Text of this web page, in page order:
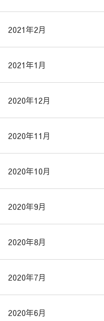
2021年2月
2021年1月
2020年12月
2020年11月
2020年10月
2020年9月
2020年8月
2020年7月
2020年6月